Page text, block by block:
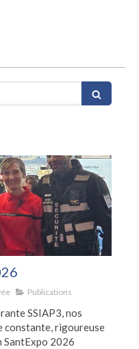
Publications
SSIAP3, nos
constante, rigoureuse
SantExpo 2026